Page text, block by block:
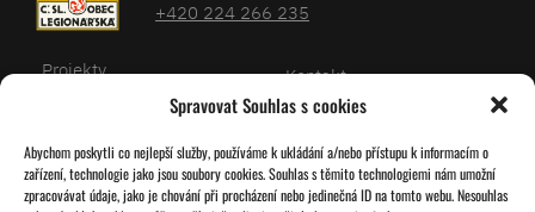
Spravovat Souhlas s cookies
Abychom poskytli co nejlepší služby, používáme k ukládání a/nebo přístupu k informacím o
zařízení, technologie jako jsou soubory cookies. Souhlas s těmito technologiemi nám umožní
zpracovávat údaje, jako je chování při procházení nebo jedinečná ID na tomto webu. Nesouhlas
+420 224 266 235
Projekty
Kalendář
O nás
Kontakt
Databáze legionářů
Pro členy
Zásady cookies